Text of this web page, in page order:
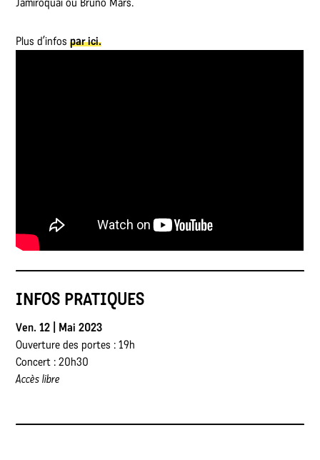
Plus d’infospar ici.
INFOS PRATIQUES
Ven. 12 | Mai 2023
Ouverture des portes : 19h
Concert : 20h30
Accès libre